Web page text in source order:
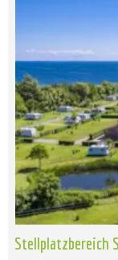
Stellplatzbereich